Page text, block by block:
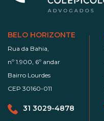
BELO HORIZONTE
Rua da Bahia,
nº 1.900, 6º andar
Bairro Lourdes
CEP 30160-011
31 3029-4878